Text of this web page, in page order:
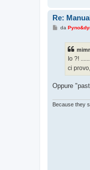
Re:
Mda
Io ?!
ci
Oppure
Because they